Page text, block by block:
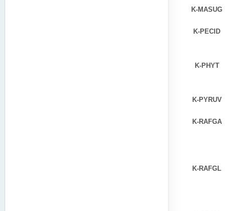
K-MASUG
K-PECID
K-PHYT
K-PYRUV
K-RAFGA
K-RAFGL